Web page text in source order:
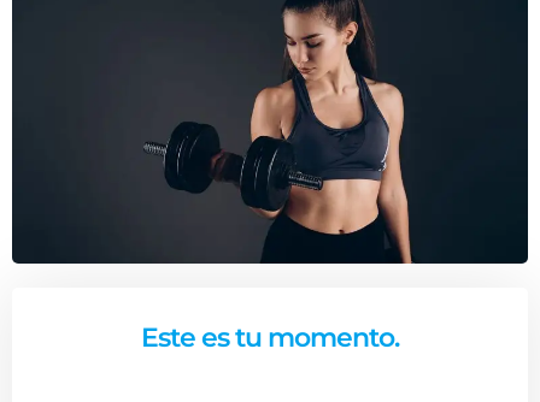
Este es tu momento.